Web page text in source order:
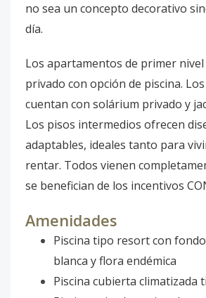
no sea un concepto decorativo
día.
Los apartamentos de primer
privado con opción de piscina.
cuentan con solárium privado y
Los pisos intermedios ofrecen
adaptables, ideales tanto para
rentar. Todos vienen
se benefician de los incentivos
Amenidades
Piscina tipo resort con
blanca y flora endémica
Piscina cubierta climatizada